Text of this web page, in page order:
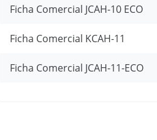
Ficha Comercial JCAH-10 ECO
Ficha Comercial KCAH-11
Ficha Comercial JCAH-11-ECO